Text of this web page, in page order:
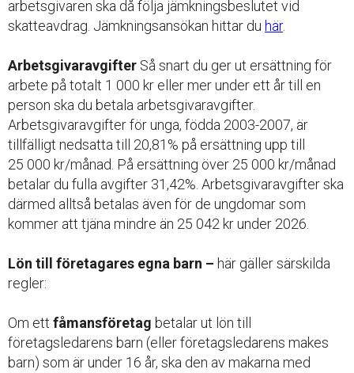
arbetsgivaren ska då följa jämkningsbeslutet vid
skatteavdrag. Jämkningsansökan hittar du här.
Arbetsgivaravgifter Så snart du ger ut ersättning för
arbete på totalt 1 000 kr eller mer under ett år till en
person ska du betala arbetsgivaravgifter.
Arbetsgivaravgifter för unga, födda 2003-2007, är
tillfälligt nedsatta till 20,81% på ersättning upp till
25 000 kr/månad. På ersättning över 25 000 kr/månad
betalar du fulla avgifter 31,42%. Arbetsgivaravgifter ska
därmed alltså betalas även för de ungdomar som
kommer att tjäna mindre än 25 042 kr under 2026.
Lön till företagares egna barn – här gäller särskilda
regler:
Om ett fåmansföretag betalar ut lön till
företagsledarens barn (eller företagsledarens makes
barn) som är under 16 år, ska den av makarna med